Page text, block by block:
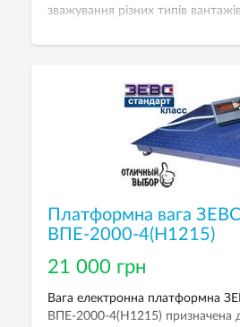
зважування різних типів
табло ваговимірювального
сільського господарства,
громадського харчування та ін.
дискретність — 500 г. Розмір
Платформна вага
ВПЕ-2000-4(Н1215)
21 000 грн
Вага електронна платформна
ВПЕ-2000-4(Н1215) призначена